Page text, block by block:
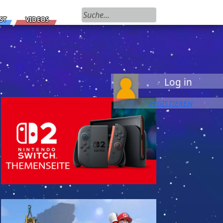
VIDEOS
Suchen nach:
Log in
REGISTIEREN